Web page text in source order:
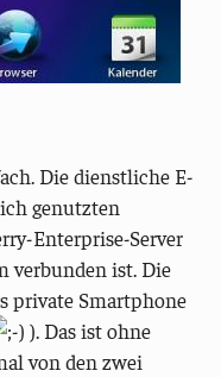
Die dienstliche E-
genutzten
Enterprise-Server
verbunden ist. Die
private Smartphone
). Das ist ohne
von den zwei